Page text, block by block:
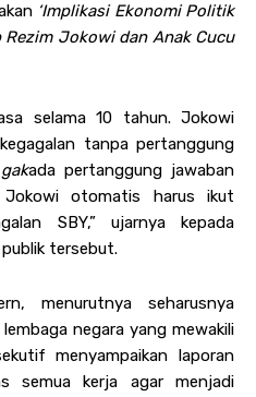
‘Implikasi Ekonomi Politik
Rezim Jokowi dan Anak Cucu
selama 10 tahun. Jokowi
tanpa pertanggung
gakada pertanggung jawaban
otomatis harus ikut
SBY,” ujarnya kepada
tersebut.
menurutnya seharusnya
negara yang mewakili
menyampaikan laporan
semua kerja agar menjadi